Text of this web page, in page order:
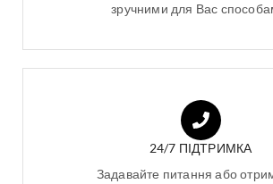
зручними для Вас
24/7 ПІДТРИМКА
Задавайте питання або